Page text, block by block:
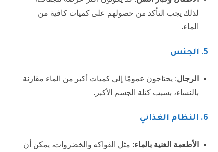
لذلك يجب التأكد من حصولهم على كميات كافية من
الماء.
5. الجنس
الرجال: يحتاجون عمومًا إلى كميات أكبر من الماء مقارنة
بالنساء، بسبب كتلة الجسم الأكبر.
6. النظام الغذائي
الأطعمة الغنية بالماء: مثل الفواكه والخضروات، يمكن أن